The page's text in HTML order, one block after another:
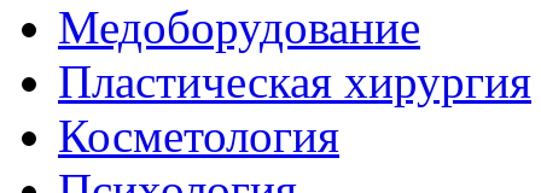
Медоборудование
Пластическая хирургия
Косметология